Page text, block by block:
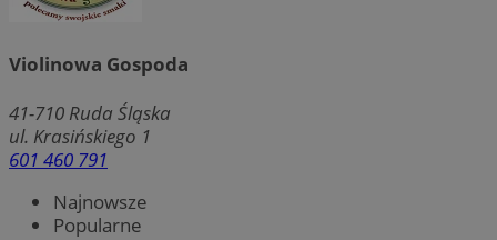
Violinowa Gospoda
41-710 Ruda Śląska
ul. Krasińskiego 1
601 460 791
Najnowsze
Popularne